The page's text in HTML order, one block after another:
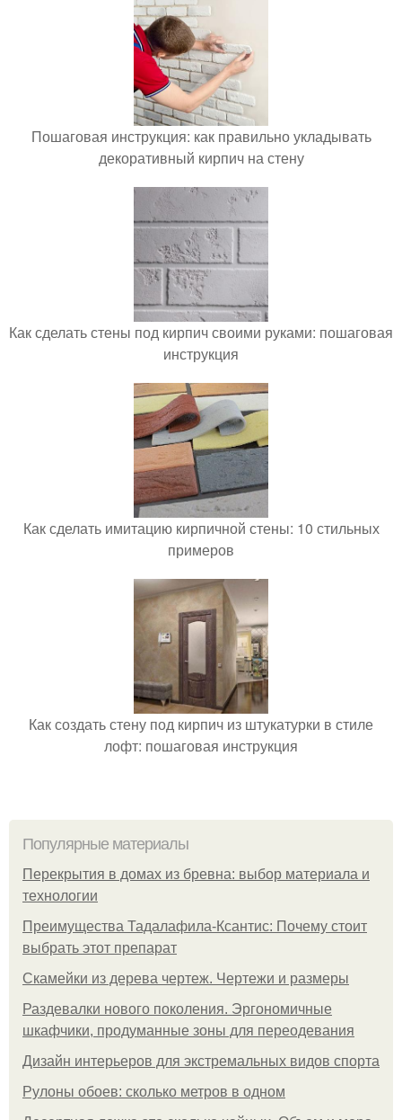
Пошаговая инструкция: как правильно укладывать
декоративный кирпич на стену
Как сделать стены под кирпич своими руками: пошаговая
инструкция
Как сделать имитацию кирпичной стены: 10 стильных
примеров
Как создать стену под кирпич из штукатурки в стиле
лофт: пошаговая инструкция
Популярные материалы
Перекрытия в домах из бревна: выбор материала и
технологии
Преимущества Тадалафила-Ксантис: Почему стоит
выбрать этот препарат
Скамейки из дерева чертеж. Чертежи и размеры
Раздевалки нового поколения. Эргономичные
шкафчики, продуманные зоны для переодевания
Дизайн интерьеров для экстремальных видов спорта
Рулоны обоев: сколько метров в одном